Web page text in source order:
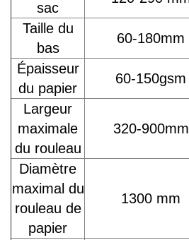
sac
Taille du
bas
60-180mm
Épaisseur
du papier
60-150gsm
Largeur
maximale
du rouleau
320-900mm
Diamètre
maximal du
rouleau de
papier
1300 mm